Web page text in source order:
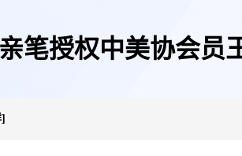
笔授权中美协会员